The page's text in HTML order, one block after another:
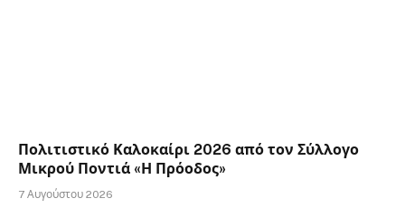
Πολιτιστικό Καλοκαίρι 2026 από τον Σύλλογο
Μικρού Ποντιά «Η Πρόοδος»
7 Αυγούστου 2026